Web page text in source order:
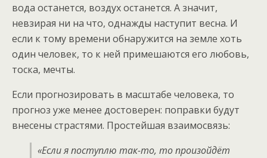
вода останется, воздух останется. А значит,
невзирая ни на что, однажды наступит весна. И
если к тому времени обнаружится на земле хоть
один человек, то к ней примешаются его любовь,
тоска, мечты.
Если прогнозировать в масштабе человека, то
прогноз уже менее достоверен: поправки будут
внесены страстями. Простейшая взаимосвязь:
«Если я поступлю так-то, то произойдёт